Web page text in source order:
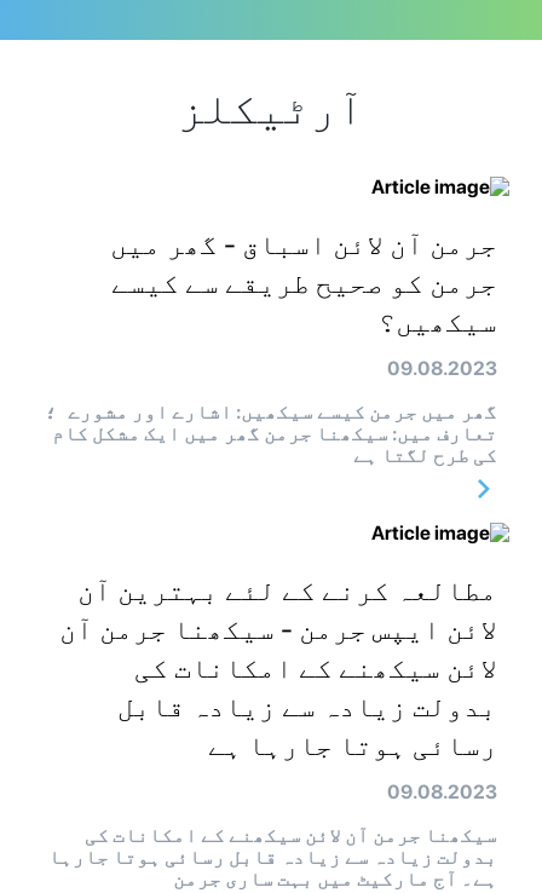
آرٹیکلز
جرمن آن لائن اسباق - گھر میں
جرمن کو صحیح طریقے سے کیسے
سیکھیں؟
09.08.2023
گھر میں جرمن کیسے سیکھیں: اشارے اور مشورے ؛
تعارف میں: سیکھنا جرمن گھر میں ایک مشکل کام
کی طرح لگتا ہے
مطالعہ کرنے کے لئے بہترین آن
لائن ایپس جرمن - سیکھنا جرمن آن
لائن سیکھنے کے امکانات کی
بدولت زیادہ سے زیادہ قابل
رسائی ہوتا جارہا ہے
09.08.2023
سیکھنا جرمن آن لائن سیکھنے کے امکانات کی
بدولت زیادہ سے زیادہ قابل رسائی ہوتا جارہا
ہے۔ آج مارکیٹ میں بہت ساری جرمن